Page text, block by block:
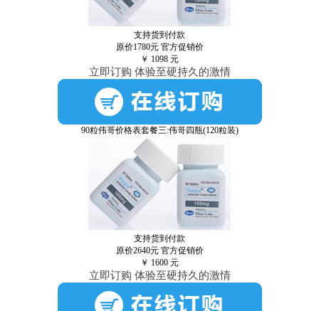
支持货到付款
原价1780元 官方促销价
￥ 1098 元
立即订购 体验至硬持久的激情
90粒伟哥价格表套餐三:伟哥四瓶(120粒装)
支持货到付款
原价2640元 官方促销价
￥ 1600 元
立即订购 体验至硬持久的激情